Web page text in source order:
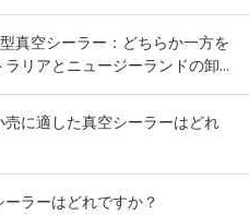
真空シーラー：どちらか一方を
リアとニュージーランドの卸
に適した真空シーラーはどれ
ラーはどれですか？